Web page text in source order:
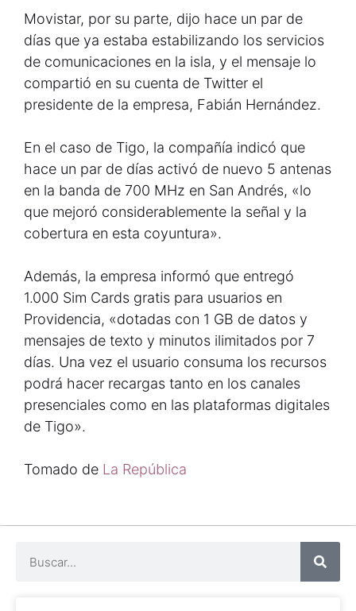
Movistar, por su parte, dijo hace un par de
días que ya estaba estabilizando los servicios
de comunicaciones en la isla, y el mensaje lo
compartió en su cuenta de Twitter el
presidente de la empresa, Fabián Hernández.
En el caso de Tigo, la compañía indicó que
hace un par de días activó de nuevo 5 antenas
en la banda de 700 MHz en San Andrés, «lo
que mejoró considerablemente la señal y la
cobertura en esta coyuntura».
Además, la empresa informó que entregó
1.000 Sim Cards gratis para usuarios en
Providencia, «dotadas con 1 GB de datos y
mensajes de texto y minutos ilimitados por 7
días. Una vez el usuario consuma los recursos
podrá hacer recargas tanto en los canales
presenciales como en las plataformas digitales
de Tigo».
Tomado de La República